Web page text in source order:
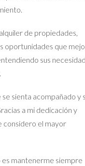
del depósito, las
compra. Las hipotecas
de propiedades,
oportunidades que
sus
sienta acompañado y
a mi dedicación y
considero el mayor
es mantenerme siempre